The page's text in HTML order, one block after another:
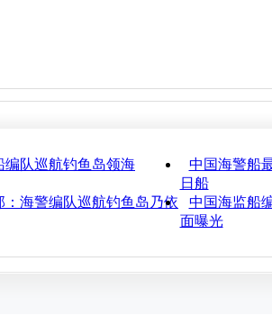
编队巡航钓鱼岛领海
中国海警船
日船
：海警编队巡航钓鱼岛乃依
中国海监船
面曝光